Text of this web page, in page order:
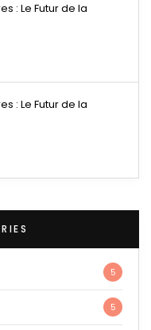
: Le Futur de la
: Le Futur de la
5
5